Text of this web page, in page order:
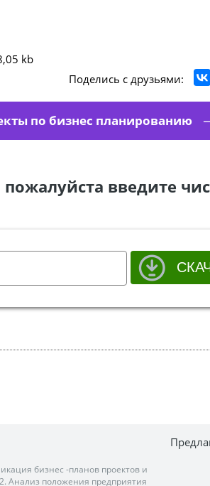
kb
Поделись с друзьями:
по бизнес планированию
введите
бизнес -планов проектов и
Анализ положения предприятия